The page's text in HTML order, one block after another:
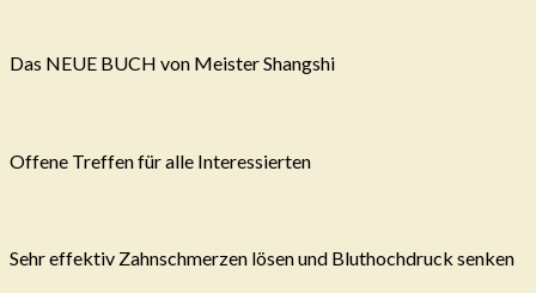
Das NEUE BUCH von Meister Shangshi
Offene Treffen für alle Interessierten
Sehr effektiv Zahnschmerzen lösen und Bluthochdruck senken